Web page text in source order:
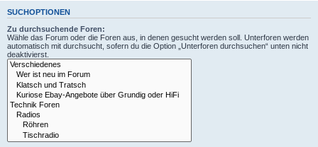
SUCHOPTIONEN
Zu durchsuchende Foren:
Wähle das Forum oder die Foren aus, in denen gesucht werden soll. Unterforen werden
automatisch mit durchsucht, sofern du die Option „Unterforen durchsuchen“ unten nicht
deaktivierst.